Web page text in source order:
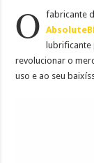
O
fabricante
revolucionar o
uso e ao seu